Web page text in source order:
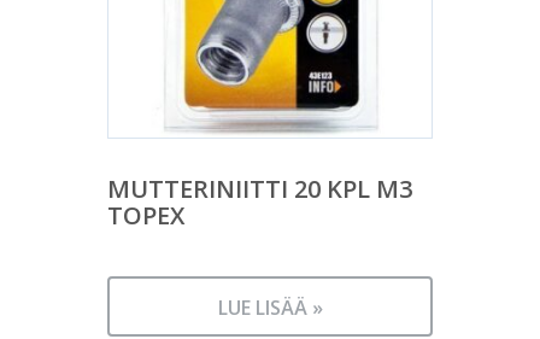
MUTTERINIITTI 20 KPL M3
TOPEX
LUE LISÄÄ »